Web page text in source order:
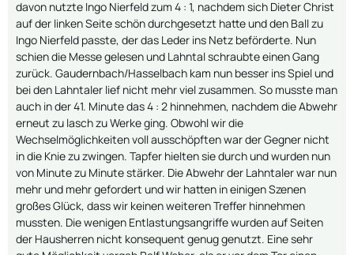
davon nutzte Ingo Nierfeld zum 4 : 1, nachdem sich Dieter Christ
auf der linken Seite schön durchgesetzt hatte und den Ball zu
Ingo Nierfeld passte, der das Leder ins Netz beförderte. Nun
schien die Messe gelesen und Lahntal schraubte einen Gang
zurück. Gaudernbach/Hasselbach kam nun besser ins Spiel und
bei den Lahntaler lief nicht mehr viel zusammen. So musste man
auch in der 41. Minute das 4 : 2 hinnehmen, nachdem die Abwehr
erneut zu lasch zu Werke ging. Obwohl wir die
Wechselmöglichkeiten voll ausschöpften war der Gegner nicht
in die Knie zu zwingen. Tapfer hielten sie durch und wurden nun
von Minute zu Minute stärker. Die Abwehr der Lahntaler war nun
mehr und mehr gefordert und wir hatten in einigen Szenen
großes Glück, dass wir keinen weiteren Treffer hinnehmen
mussten. Die wenigen Entlastungsangriffe wurden auf Seiten
der Hausherren nicht konsequent genug genutzt. Eine sehr